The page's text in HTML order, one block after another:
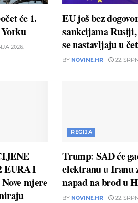
će 1.
2026.
EU još bez
sankcijama
se nastavljaju u
BY NOVINE.HR 22.
EURA I
mjere
REGIJA
Trump: SAD će
elektranu u Iranu
napad na brod u
BY NOVINE.HR 22.